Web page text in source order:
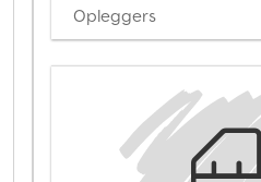
Opleggers